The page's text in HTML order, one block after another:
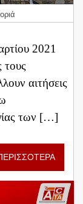
2021
τους
αιτήσεις
των […]